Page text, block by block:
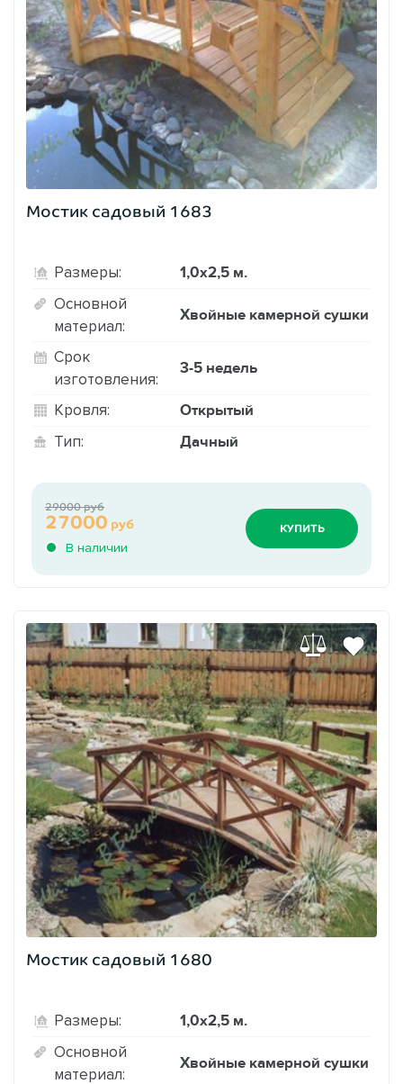
Мостик садовый 1683
Размеры: 1,0х2,5 м.
Основной
материал:
Хвойные камерной сушки
Срок
изготовления:
3-5 недель
Кровля: Открытый
Тип: Дачный
В наличии
27000 руб
29000 руб
КУПИТЬ
Мостик садовый 1680
Размеры: 1,0х2,5 м.
Основной
материал:
Хвойные камерной сушки